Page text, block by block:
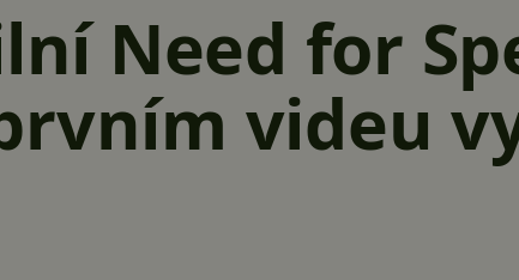
Need for
videu